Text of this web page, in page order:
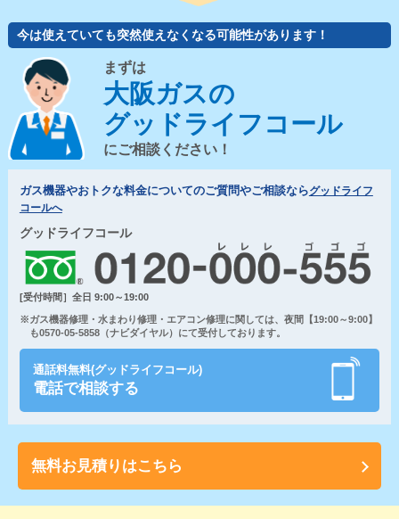
今は使えていても突然使えなくなる可能性があります！
まずは
大阪ガスの
グッドライフコール
にご相談ください！
ガス機器やおトクな料金についてのご質問やご相談ならグッドライフ
コールへ
グッドライフコール
[受付時間］全日 9:00～19:00
※ガス機器修理・水まわり修理・エアコン修理に関しては、夜間【19:00～9:00】
も0570-05-5858（ナビダイヤル）にて受付しております。
通話料無料(グッドライフコール)
電話で相談する
無料お見積りはこちら